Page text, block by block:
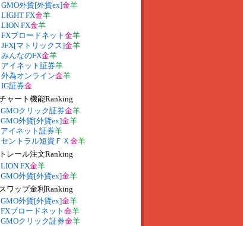
GMO外貨[外貨ex]金羊
LIGHT FX金羊
LION FX金羊
FXブロードネット 金羊
JFX[マトリックス]金羊
みんなのFX金羊
アイネット証券羊
外為オンライン金羊
IG証券金
GMOクリック証券金羊
GMO外貨[外貨ex]金羊
アイネット証券羊
セントラル短資ＦＸ 金羊
LION FX金羊
GMO外貨[外貨ex]金羊
GMO外貨[外貨ex]金羊
FXブロードネット 金羊
GMOクリック証券金羊